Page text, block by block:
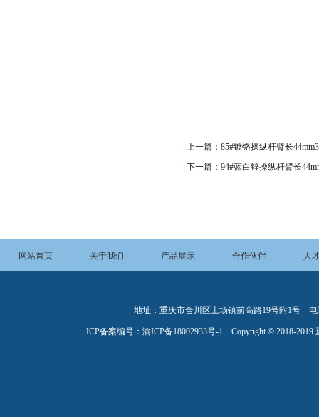
上一篇： 85#镀铬操纵杆臂长
下一篇： 94#蓝白锌操纵杆臂长
网站首页 关于我们 产品展示 合作伙伴 人
地址：重庆市合川区土场镇前高路19号附1号
ICP备案编号： 渝ICP备18002933号-1 Copyright © 2018-2019